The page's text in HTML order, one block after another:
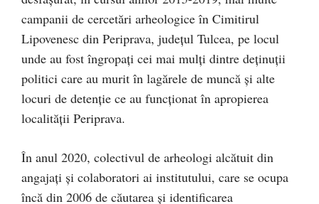
campanii de cercetări arheologice în Cimitirul
Lipovenesc din Periprava, județul Tulcea, pe locul
unde au fost îngropați cei mai mulți dintre deținuții
politici care au murit în lagărele de muncă și alte
locuri de detenție ce au funcționat în apropierea
localității Periprava.
În anul 2020, colectivul de arheologi alcătuit din
angajați și colaboratori ai institutului, care se ocupa
încă din 2006 de căutarea și identificarea